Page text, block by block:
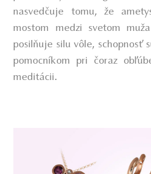
nasvedčuje tomu, že
mostom medzi svetom
posilňuje silu vôle, schopnosť
pomocníkom pri čoraz
meditácii.